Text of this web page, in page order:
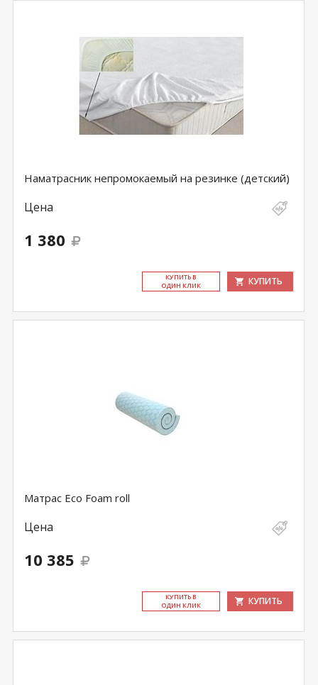
Наматрасник непромокаемый на резинке (детский)
Цена
1 380
КУ­ПИТЬ В
ОДИН КЛИК
КУПИТЬ
Матрас Eco Foam roll
Цена
10 385
КУ­ПИТЬ В
ОДИН КЛИК
КУПИТЬ